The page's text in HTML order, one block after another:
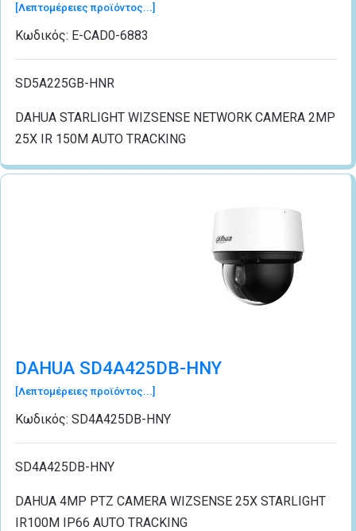
[Λεπτομέρειες προϊόντος...]
Κωδικός: Ε-CΑD0-6883
SD5A225GB-HNR
DAHUA STARLIGHT WIZSENSE NETWORK CAMERA 2MP
25X IR 150M AUTO TRACKING
DAHUA SD4A425DB-HNY
[Λεπτομέρειες προϊόντος...]
Κωδικός: SD4A425DB-HNY
SD4A425DB-HNY
DAHUA 4MP PTZ CAMERA WIZSENSE 25X STARLIGHT
IR100M IP66 AUTO TRACKING